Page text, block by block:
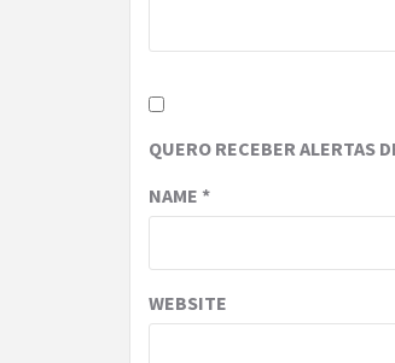
QUERO RECEBER ALERTAS
NAME *
WEBSITE